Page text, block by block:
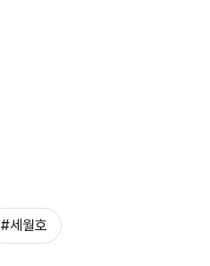
#세월호